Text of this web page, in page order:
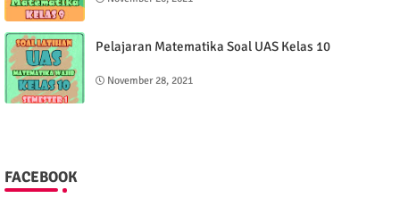
Pelajaran Matematika Soal UAS Kelas 10
November 28, 2021
FACEBOOK